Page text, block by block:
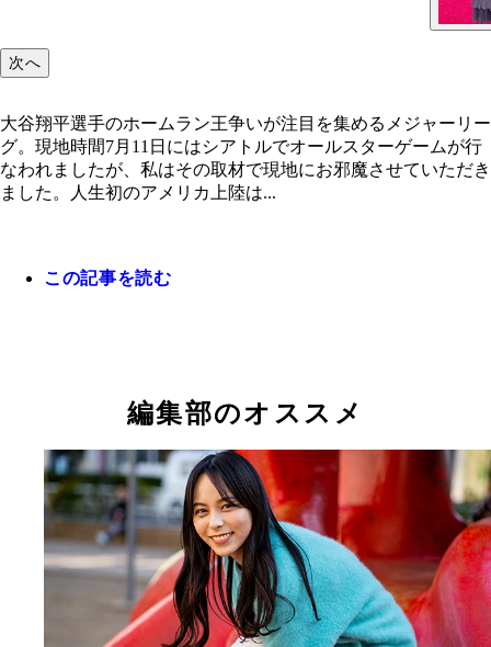
次へ
大谷翔平選手のホームラン王争いが注目を集めるメジャーリー
グ。現地時間7月11日にはシアトルでオールスターゲームが行
なわれましたが、私はその取材で現地にお邪魔させていただき
ました。人生初のアメリカ上陸は...
この記事を読む
編集部のオススメ